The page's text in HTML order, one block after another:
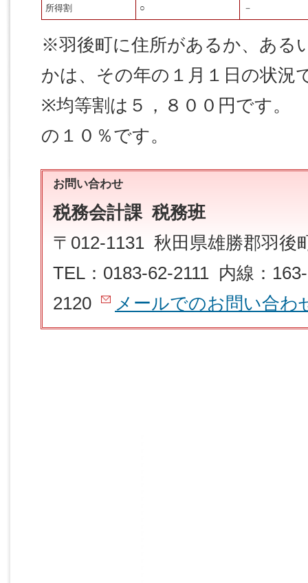
所得割 ○ －
※羽後町に住所があるか、ある
かは、その年の１月１日の状況
※均等割は５，８００円です。
の１０％です。
お問い合わせ
税務会計課 税務班
〒012-1131 秋田県雄勝郡羽後
TEL：0183-62-2111 内線：
2120
メールでのお問い合わ